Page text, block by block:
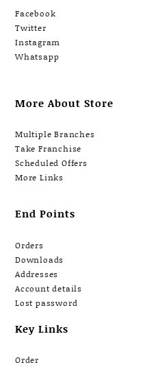
Facebook
Twitter
Instagram
Whatsapp
More About Store
Multiple Branches
Take Franchise
Scheduled Offers
More Links
End Points
Orders
Downloads
Addresses
Account details
Lost password
Key Links
Order